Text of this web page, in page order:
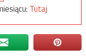
Tutaj